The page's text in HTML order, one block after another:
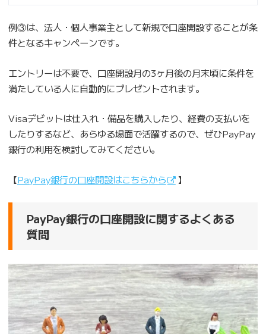
例③は、法人・個人事業主として新規で口座開設することが条
件となるキャンペーンです。
エントリーは不要で、口座開設月の3ヶ月後の月末頃に条件を
満たしている人に自動的にプレゼントされます。
Visaデビットは仕入れ・備品を購入したり、経費の支払いを
したりするなど、あらゆる場面で活躍するので、ぜひPayPay
銀行の利用を検討してみてください。
【PayPay銀行の口座開設はこちらから 】
PayPay銀行の口座開設に関するよくある
質問